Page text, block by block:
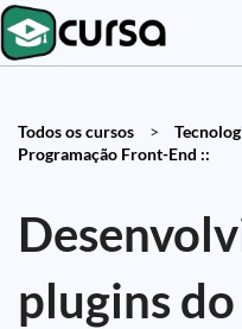
Todos os cursos >
Programação Front-End ::
plugins